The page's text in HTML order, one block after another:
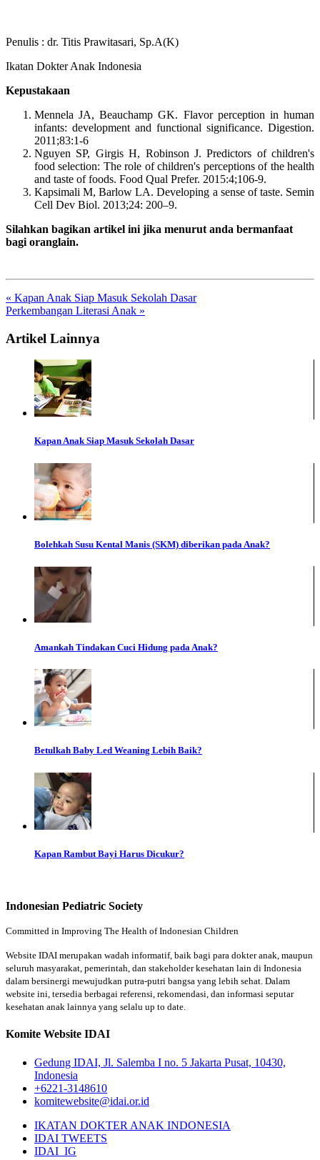
Penulis : dr. Titis Prawitasari, Sp.A(K)
Ikatan Dokter Anak Indonesia
Kepustakaan
Mennela JA, Beauchamp GK. Flavor perception in human
infants: development and functional significance. Digestion.
2011;83:1-6
Nguyen SP, Girgis H, Robinson J. Predictors of children's
food selection: The role of children's perceptions of the health
and taste of foods. Food Qual Prefer. 2015:4;106-9.
Kapsimali M, Barlow LA. Developing a sense of taste. Semin
Cell Dev Biol. 2013;24: 200–9.
Silahkan bagikan artikel ini jika menurut anda bermanfaat
bagi oranglain.
« Kapan Anak Siap Masuk Sekolah Dasar
Perkembangan Literasi Anak »
Artikel Lainnya
Kapan Anak Siap Masuk Sekolah Dasar
Bolehkah Susu Kental Manis (SKM) diberikan pada Anak?
Amankah Tindakan Cuci Hidung pada Anak?
Betulkah Baby Led Weaning Lebih Baik?
Kapan Rambut Bayi Harus Dicukur?
Indonesian Pediatric Society
Committed in Improving The Health of Indonesian Children
Website IDAI merupakan wadah informatif, baik bagi para dokter anak, maupun
seluruh masyarakat, pemerintah, dan stakeholder kesehatan lain di Indonesia
dalam bersinergi mewujudkan putra-putri bangsa yang lebih sehat. Dalam
website ini, tersedia berbagai referensi, rekomendasi, dan informasi seputar
kesehatan anak lainnya yang selalu up to date.
Komite Website IDAI
Gedung IDAI, Jl. Salemba I no. 5 Jakarta Pusat, 10430,
Indonesia
+6221-3148610
komitewebsite@idai.or.id
IKATAN DOKTER ANAK INDONESIA
IDAI TWEETS
IDAI_IG